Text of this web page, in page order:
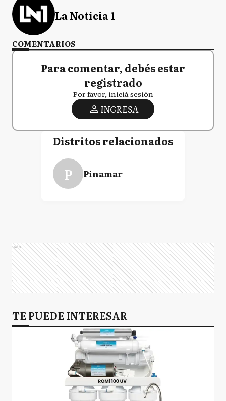
La Noticia 1
COMENTARIOS
Para comentar, debés estar
registrado
Por favor, iniciá sesión
INGRESA
Distritos relacionados
P Pinamar
Ads
TE PUEDE INTERESAR